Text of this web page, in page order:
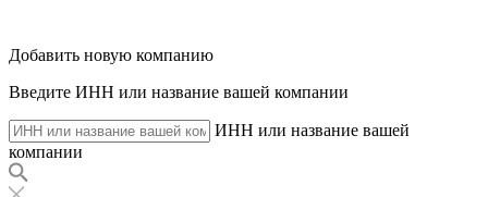
Добавить новую компанию
Введите ИНН или название вашей компании
ИНН или название вашей
компании